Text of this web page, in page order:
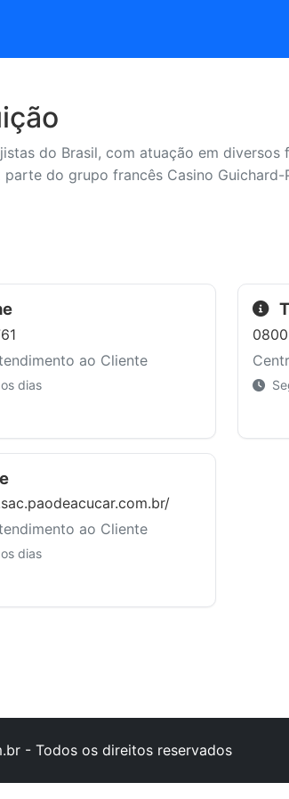
do Brasil, com atuação em
do grupo francês Casino Guichard-
ao Cliente
dias
ao Cliente
dias
- Todos os direitos reservados